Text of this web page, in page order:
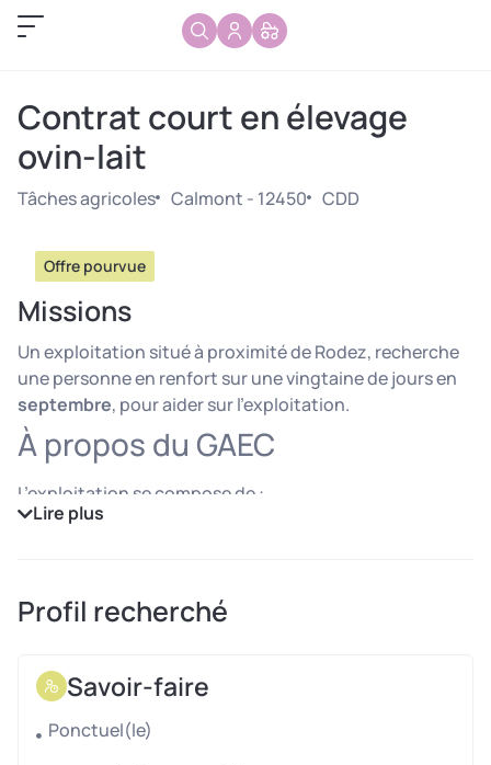
Contrat court en élevage
ovin-lait
Tâches agricoles Calmont - 12450 CDD
Offre pourvue
Missions
Un exploitation situé à proximité de Rodez, recherche
une personne en renfort sur une vingtaine de jours en
septembre, pour aider sur l’exploitation.
À propos du GAEC
L’exploitation se compose de :
Brebis laitières en AOP Roquefort
Bœufs de Wagyu pure race
Toujours en collaboration, vous participerez à :
Latraite des brebis
Lire plus
Profil recherché
Savoir-faire
Ponctuel(le)